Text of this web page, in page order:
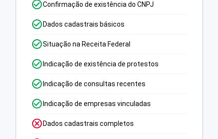
Confirmação de existência do CNPJ
Dados cadastrais básicos
Situação na Receita Federal
Indicação de existência de protestos
Indicação de consultas recentes
Indicação de empresas vinculadas
Dados cadastrais completos